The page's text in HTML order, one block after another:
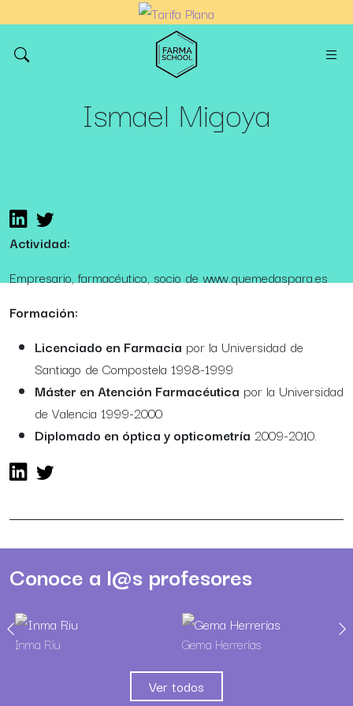
Ismael Migoya
Actividad:
Empresario, farmacéutico, socio de www.quemedaspara.es
Formación:
Licenciado en Farmacia por la Universidad de
Santiago de Compostela 1998-1999
Máster en Atención Farmacéutica por la Universidad
de Valencia 1999-2000
Diplomado en óptica y opticometría 2009-2010.
Conoce a l@s profesores
Inma Riu Gema Herrerías
Ver todos